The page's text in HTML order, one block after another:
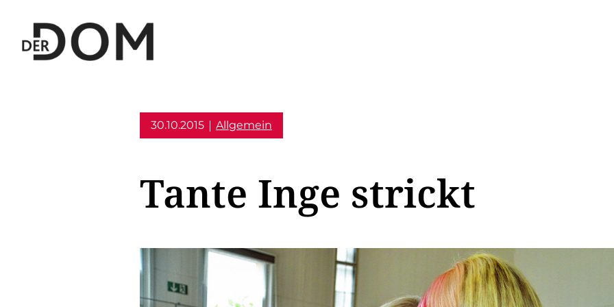
30.10.2015 Allgemein
Tante Inge strickt